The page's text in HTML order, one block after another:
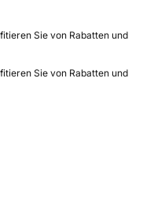
Sie von Rabatten und
Sie von Rabatten und